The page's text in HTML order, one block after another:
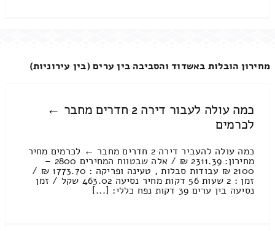
מחירון הובלות באשדוד והסביבה בין ערים (בין עירוניות)
כמה עולה לעבור דירה 2 חדרים מחבר ←
לכרמים
כמה עולה להעביר דירה 2 חדרים מחבר ← לכרמים מחיר
מחירון: 2311.39 ₪ / אלה שבטווח המחירים 2800 –
2100 ₪ עבודות סבלות , טעינה ופריקה : 1773.70 ₪ /
זמן : 2 שעות 56 דקות מחיר נסיעה 463.02 שקל / זמן
נסיעה בין ערים 39 דקות נפח כללי: [...]